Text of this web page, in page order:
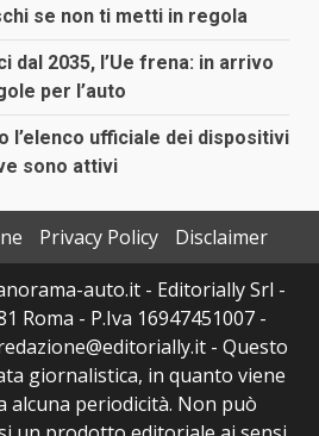
se non ti metti in regola
dal 2035, l’Ue frena: in arrivo
per l’auto
l’elenco ufficiale dei dispositivi
sono attivi
Privacy Policy
Disclaimer
auto.it - Editorially Srl -
Roma - P.Iva 16947451007 -
- Questo
giornalistica, in quanto viene
alcuna periodicità. Non può